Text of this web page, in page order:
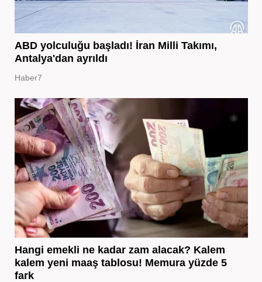
ABD yolculuğu başladı! İran Milli Takımı,
Antalya'dan ayrıldı
Haber7
Hangi emekli ne kadar zam alacak? Kalem
kalem yeni maaş tablosu! Memura yüzde 5
fark